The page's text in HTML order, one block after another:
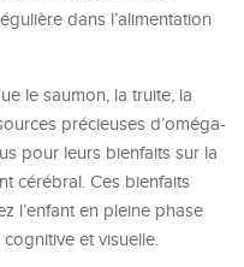
dans l’alimentation
le saumon, la truite, la
précieuses d’oméga-
pour leurs bienfaits sur la
cérébral. Ces bienfaits
l’enfant en pleine phase
et visuelle.